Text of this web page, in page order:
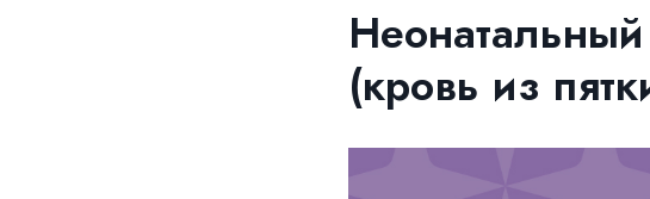
(кровь из